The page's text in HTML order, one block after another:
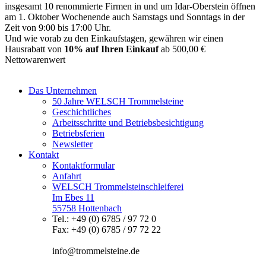
insgesamt 10 renommierte Firmen in und um Idar-Oberstein öffnen
am 1. Oktober Wochenende auch Samstags und Sonntags in der
Zeit von 9:00 bis 17:00 Uhr.
Und wie vorab zu den Einkaufstagen, gewähren wir einen
Hausrabatt von 10% auf Ihren Einkaufab 500,00 €
Nettowarenwert
Das Unternehmen
50 Jahre WELSCH Trommelsteine
Geschichtliches
Arbeitsschritte und Betriebsbesichtigung
Betriebsferien
Newsletter
Kontakt
Kontaktformular
Anfahrt
WELSCH Trommelsteinschleiferei
Im Ebes 11
55758 Hottenbach
Tel.: +49 (0) 6785 / 97 72 0
Fax: +49 (0) 6785 / 97 72 22
info@trommelsteine.de